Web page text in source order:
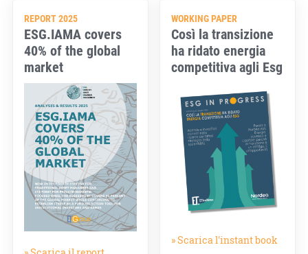
REPORT 2025
ESG.IAMA covers
40% of the global
market
WORKING PAPER
Così la transizione
ha ridato energia
competitiva agli Esg
» Scarica l'instant book